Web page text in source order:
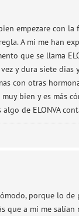
empezare con la
A mi me han
que se llama
y dura siete dias
con otras
bien y es más
de ELONVA
porque lo de
que a mi me salían